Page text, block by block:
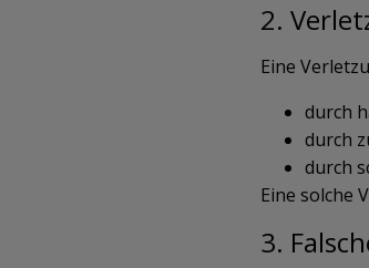
2.
Eine
durch
durch
durch
Eine solche
3.